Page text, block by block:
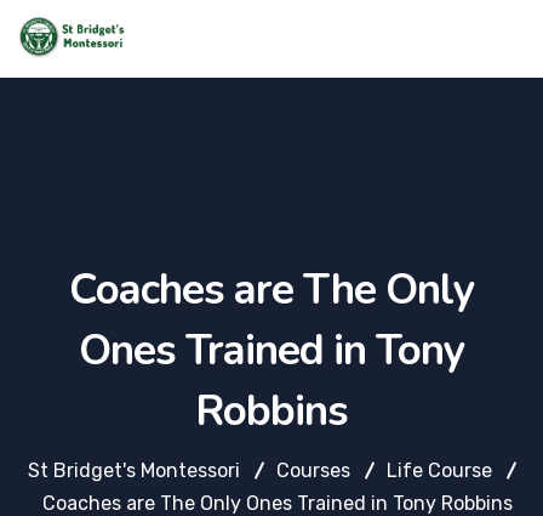
Coaches are The Only
Ones Trained in Tony
Robbins
St Bridget's Montessori Courses
Life Course
Coaches are The Only Ones Trained in Tony Robbins